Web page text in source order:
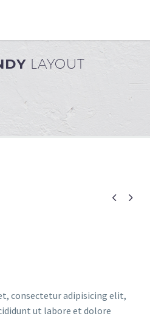
LAYOUT
 
consectetur adipisicing elit,
ut labore et dolore